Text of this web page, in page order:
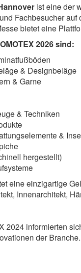
ist eine der
Fachbesucher
bietet eine
2026 sind:
& Designbeläge
& Garne
& Techniken
&
hergestellt)
eine einzigartige
Innenarchitekt,
2024 informierten
der Branche.